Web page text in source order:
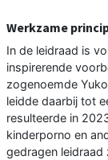
Werkzame
In de leidraad is
inspirerende
zogenoemde
leidde daarbij tot
resulteerde in
kinderporno en
gedragen